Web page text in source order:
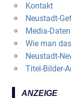
Kontakt
Neustadt-
Media-
Wie man
Neustadt-
Titel-Bilder-
ANZEIGE